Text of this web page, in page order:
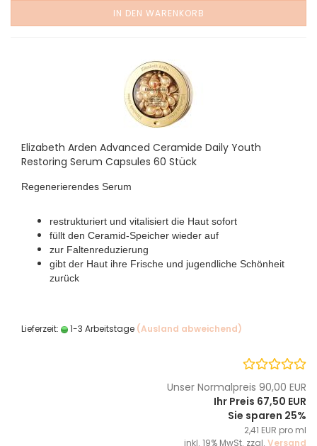
IN DEN WARENKORB
Elizabeth Arden Advanced Ceramide Daily Youth
Restoring Serum Capsules 60 Stück
Regenerierendes Serum
restrukturiert und vitalisiert die Haut sofort
füllt den Ceramid-Speicher wieder auf
zur Faltenreduzierung
gibt der Haut ihre Frische und jugendliche Schönheit
zurück
Lieferzeit: 1-3 Arbeitstage (Ausland abweichend)
Unser Normalpreis 90,00 EUR
Ihr Preis 67,50 EUR
Sie sparen 25%
2,41 EUR pro ml
inkl. 19% MwSt. zzgl. Versand